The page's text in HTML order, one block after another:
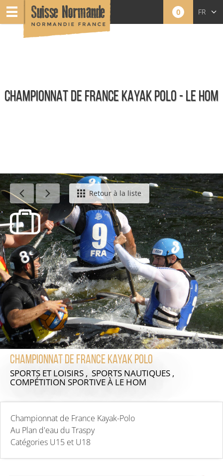
0 FR
CHAMPIONNAT DE FRANCE KAYAK POLO - LE HOM
Événements Retour à la liste
Championnat de france kayak polo
SPORTS ET LOISIRS , SPORTS NAUTIQUES ,
COMPÉTITION SPORTIVEÀ LE HOM
Championnat de France Kayak-Polo
Au Plan d'eau du Traspy
Catégories U15 et U18